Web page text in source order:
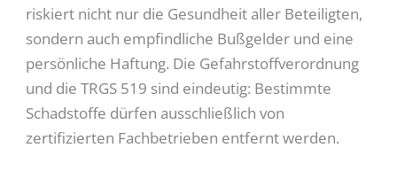
riskiert nicht nur die Gesundheit aller Beteiligten,
sondern auch empfindliche Bußgelder und eine
persönliche Haftung. Die Gefahrstoffverordnung
und die TRGS 519 sind eindeutig: Bestimmte
Schadstoffe dürfen ausschließlich von
zertifizierten Fachbetrieben entfernt werden.